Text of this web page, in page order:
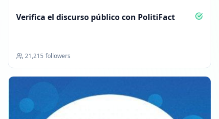
Verifica el discurso público con PolitiFact
21,215 followers